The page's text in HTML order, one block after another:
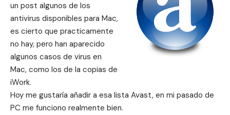
un post algunos de los
antivirus disponibles para Mac,
es cierto que practicamente
no hay, pero han aparecido
algunos casos de virus en
Mac, como los de la copias de
iWork.
Hoy me gustaría añadir a esa lista Avast, en mi pasado de
PC me funciono realmente bien.